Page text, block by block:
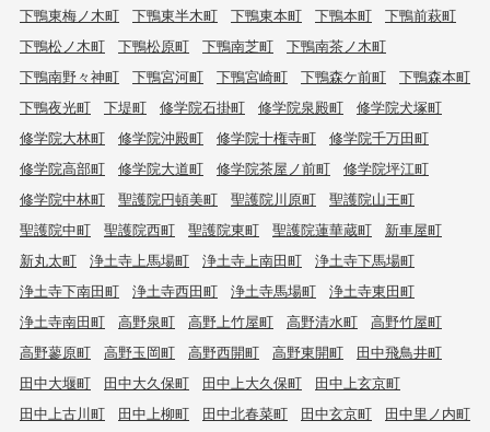
下鴨東梅ノ木町
下鴨東半木町 下鴨東本町 下鴨本町
下鴨前萩町
下鴨松ノ木町
下鴨松原町 下鴨南芝町
下鴨南茶ノ木町
下鴨南野々神町
下鴨宮河町 下鴨宮崎町 下鴨森ケ前町
下鴨森本町
下鴨夜光町
下堤町 修学院石掛町 修学院泉殿町
修学院犬塚町
修学院大林町
修学院沖殿町 修学院十権寺町
修学院千万田町
修学院高部町
修学院大道町 修学院茶屋ノ前町
修学院坪江町
修学院中林町
聖護院円頓美町 聖護院川原町
聖護院山王町
聖護院中町
聖護院西町 聖護院東町 聖護院蓮華蔵町
新車屋町
新丸太町
浄土寺上馬場町 浄土寺上南田町
浄土寺下馬場町
浄土寺下南田町
浄土寺西田町 浄土寺馬場町
浄土寺東田町
浄土寺南田町
高野泉町 高野上竹屋町 高野清水町
高野竹屋町
高野蓼原町
高野玉岡町 高野西開町 高野東開町
田中飛鳥井町
田中大堰町
田中大久保町 田中上大久保町
田中上玄京町
田中上古川町
田中上柳町 田中北春菜町 田中玄京町
田中里ノ内町